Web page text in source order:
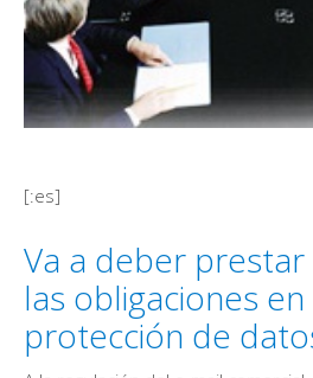
[:es]
Va a deber
las obligaciones
protección de